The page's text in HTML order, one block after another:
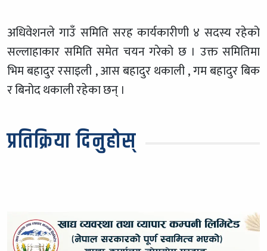
अधिवेशनले गाउँ समिति सरह कार्यकारीणी ४ सदस्य रहेको
सल्लाहाकार समिति समेत चयन गरेको छ । उक्त समितिमा
भिम बहादुर रसाइली , आस बहादुर थकाली , गम बहादुर बिक
र बिनोद थकाली रहेका छन् ।
प्रतिक्रिया दिनुहोस्